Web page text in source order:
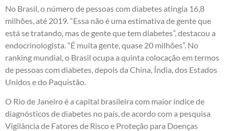
No Brasil, o número de pessoas com diabetes atingia 16,8
milhões, até 2019. “Essa não é uma estimativa de gente que
está se tratando, mas de gente que tem diabetes”, destacou a
endocrinologista. “É muita gente, quase 20 milhões”. No
ranking mundial, o Brasil ocupa a quinta colocação em termos
de pessoas com diabetes, depois da China, Índia, dos Estados
Unidos e do Paquistão.
O Rio de Janeiro é a capital brasileira com maior índice de
diagnósticos de diabetes no país, de acordo com a pesquisa
Vigilância de Fatores de Risco e Proteção para Doenças